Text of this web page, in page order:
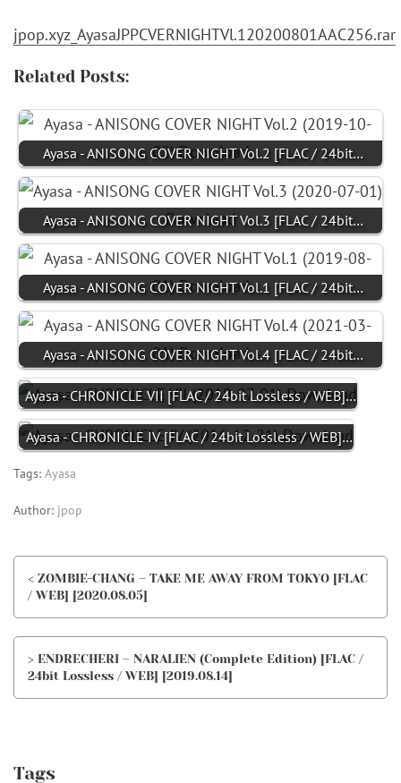
jpop.xyz_AyasaJPPCVERNIGHTVl.120200801AAC256.rar
Related Posts:
Ayasa - ANISONG COVER NIGHT Vol.2 [FLAC / 24bit…
Ayasa - ANISONG COVER NIGHT Vol.3 [FLAC / 24bit…
Ayasa - ANISONG COVER NIGHT Vol.1 [FLAC / 24bit…
Ayasa - ANISONG COVER NIGHT Vol.4 [FLAC / 24bit…
Ayasa - CHRONICLE VII [FLAC / 24bit Lossless / WEB]…
Ayasa - CHRONICLE IV [FLAC / 24bit Lossless / WEB]…
Tags: Ayasa
Author: jpop
< ZOMBIE-CHANG – TAKE ME AWAY FROM TOKYO [FLAC
/ WEB] [2020.08.05]
> ENDRECHERI – NARALIEN (Complete Edition) [FLAC /
24bit Lossless / WEB] [2019.08.14]
Tags